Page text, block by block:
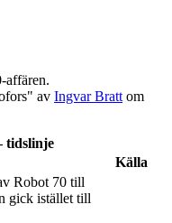
affären.
av Ingvar Bratt om
tidslinje
Källa
Robot 70 till
gick istället till